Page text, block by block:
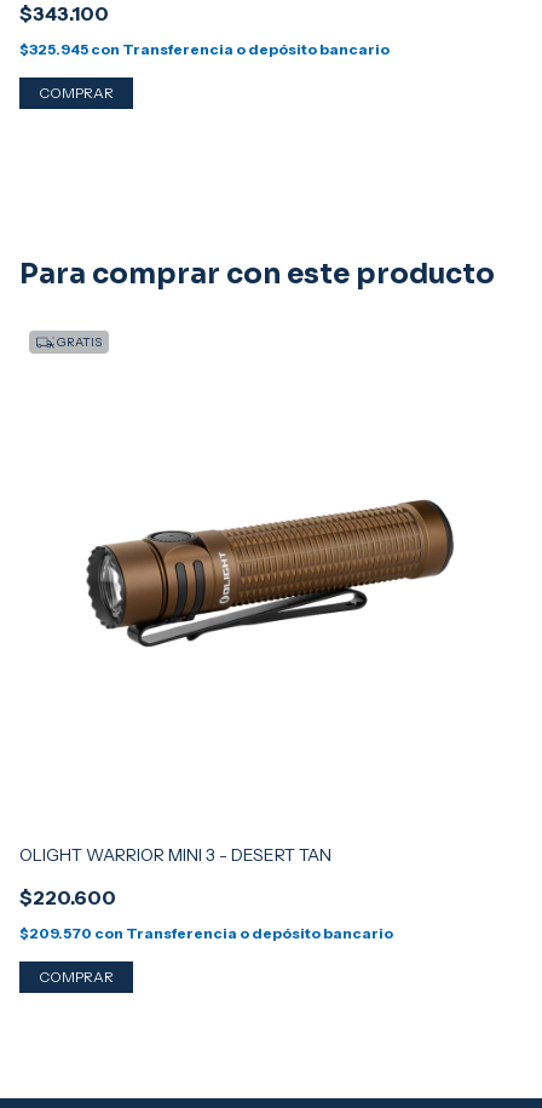
$343.100
$325.945 con Transferencia o depósito bancario
Para comprar con este producto
GRATIS
OLIGHT WARRIOR MINI 3 - DESERT TAN
$220.600
$209.570 con Transferencia o depósito bancario